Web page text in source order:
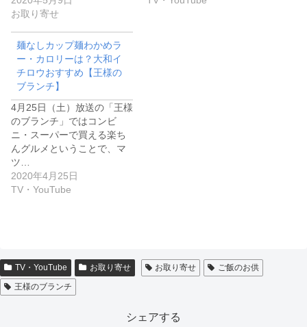
お取り寄せ
麺なしカップ麺わかめラ
ー・カロリーは？大和イ
チロウおすすめ【王様の
ブランチ】
4月25日（土）放送の「王様
のブランチ」ではコンビ
ニ・スーパーで買える楽ち
んグルメということで、マ
ツ…
2020年4月25日
TV・YouTube
TV・YouTube お取り寄せ お取り寄せ
ご飯のお供
王様のブランチ
シェアする